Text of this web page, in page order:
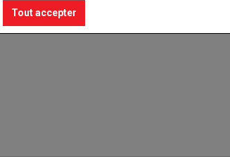
en cliquantici.
Tout accepter